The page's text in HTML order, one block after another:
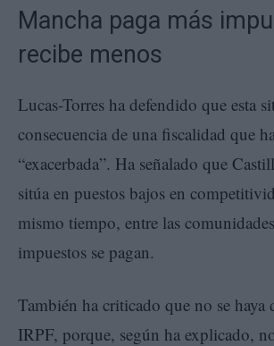
Mancha paga más
recibe menos
Lucas-Torres ha defendido que esta
consecuencia de una fiscalidad que
“exacerbada”. Ha señalado que
sitúa en puestos bajos en
mismo tiempo, entre las
impuestos se pagan.
También ha criticado que no se haya
IRPF, porque, según ha explicado,